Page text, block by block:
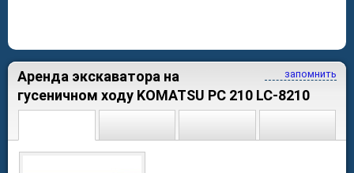
запомнить
Аренда экскаватора на
гусеничном ходу KOMATSU PC 210 LC-8210